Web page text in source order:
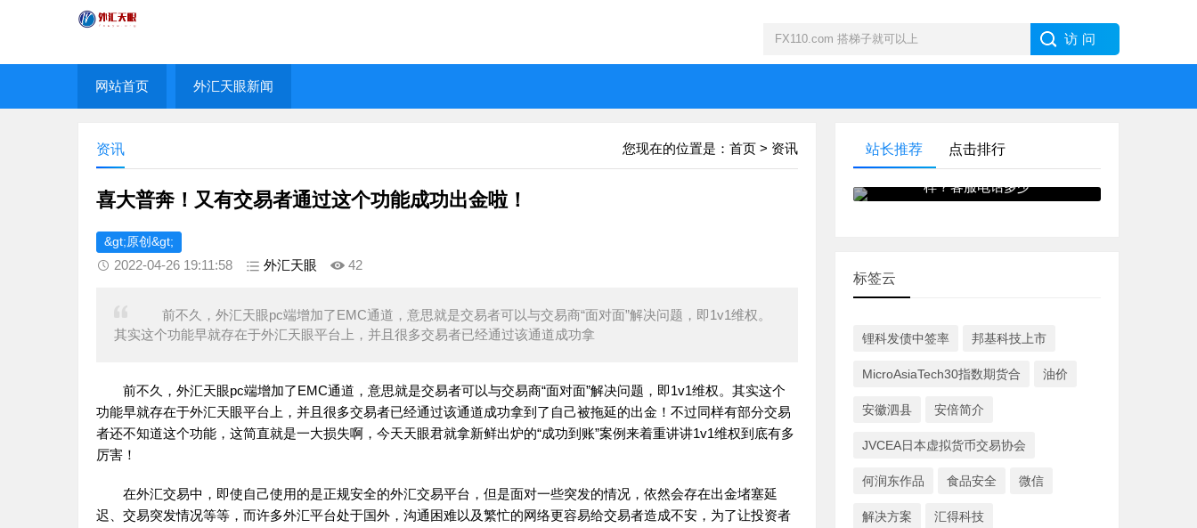
网站首页 外汇天眼新闻
您现在的位置是： 首页 > 资讯
资讯
喜大普奔！又有交易者通过这个功能成功出金啦！
&gt;原创&gt;
2022-04-26 19:11:58 外汇天眼 42
前不久，外汇天眼pc端增加了EMC通道，意思就是交易者可以与交易商“面对面”解决问题，即1v1维权。
其实这个功能早就存在于外汇天眼平台上，并且很多交易者已经通过该通道成功拿
前不久，外汇天眼pc端增加了EMC通道，意思就是交易者可以与交易商“面对面”解决问题，即1v1维权。其实这个
功能早就存在于外汇天眼平台上，并且很多交易者已经通过该通道成功拿到了自己被拖延的出金！不过同样有部分交易
者还不知道这个功能，这简直就是一大损失啊，今天天眼君就拿新鲜出炉的“成功到账”案例来着重讲讲1v1维权到底有多
厉害！
在外汇交易中，即使自己使用的是正规安全的外汇交易平台，但是面对一些突发的情况，依然会存在出金堵塞延
迟、交易突发情况等等，而许多外汇平台处于国外，沟通困难以及繁忙的网络更容易给交易者造成不安，为了让投资者
站长推荐
点击排行
IB · 盈透证券外汇交易商怎么
样？客服电话多少
标签云
锂科发债中签率 邦基科技上市
MicroAsiaTech30指数期货合 油价
安徽泗县 安倍简介
JVCEA日本虚拟货币交易协会
何润东作品 食品安全 微信
解决方案 汇得科技